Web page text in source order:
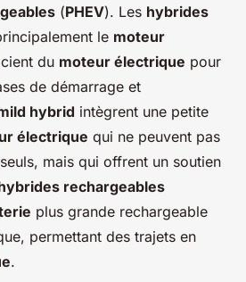
(PHEV). Les hybrides
le moteur
du moteur électrique pour
de démarrage et
hybrid intègrent une petite
électrique qui ne peuvent pas
mais qui offrent un soutien
rechargeables
plus grande rechargeable
permettant des trajets en
.